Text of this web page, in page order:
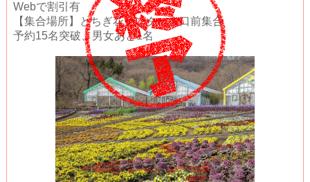
Webで割引有
【集合場所】とちぎ花センター入口前集合
予約15名突破、男女あと1名